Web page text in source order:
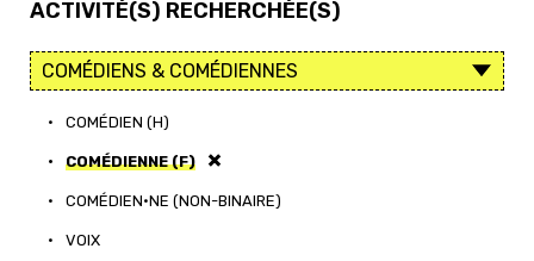
ACTIVITÉ(S) RECHERCHÉE(S)
• COMÉDIEN (H)
• COMÉDIENNE (F)
• COMÉDIEN·NE (NON-BINAIRE)
• VOIX